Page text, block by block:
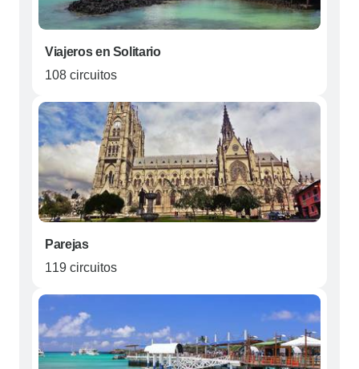
Viajeros en Solitario
108 circuitos
Parejas
119 circuitos